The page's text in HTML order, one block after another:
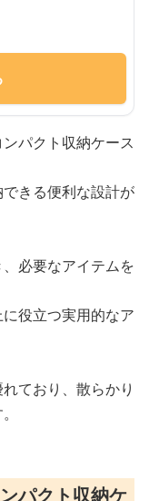
パクト収納ケース
きる便利な設計が
必要なアイテムを
役立つ実用的なア
ており、散らかり
パクト収納ケ